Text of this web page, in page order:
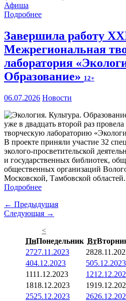
Афиша
Подробнее
Завершила работу
Межрегиональная
лаборатория
Образование» 12+
06.07.2026 Новости
уже в двадцать второй раз
творческую лабораторию
В проекте приняли участие 32
эколого-просветительской
и государственных библиотек,
общественных организаций
Московской, Тамбовской областей.
Подробнее
← Предыдущая
Следующая →
<
ПнПонедельник Вт
2727.11.2023 28
404.12.2023 505.12.2023
1111.12.2023 12
1818.12.2023 19
2525.12.2023 26